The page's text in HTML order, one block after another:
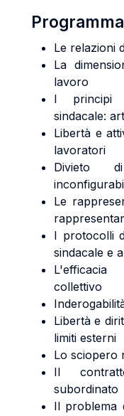
Le relazioni
La
lavoro
I principi
sindacale:
Libertà e
lavoratori
Divieto
Le
I protocolli
sindacale e
collettivo
Libertà e
limiti esterni
Lo sciopero
Il
subordinato
Il problema